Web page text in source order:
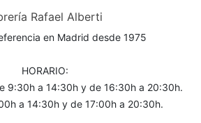
Rafael Alberti
en Madrid desde 1975
HORARIO:
9:30h a 14:30h y de 16:30h a 20:30h.
a 14:30h y de 17:00h a 20:30h.